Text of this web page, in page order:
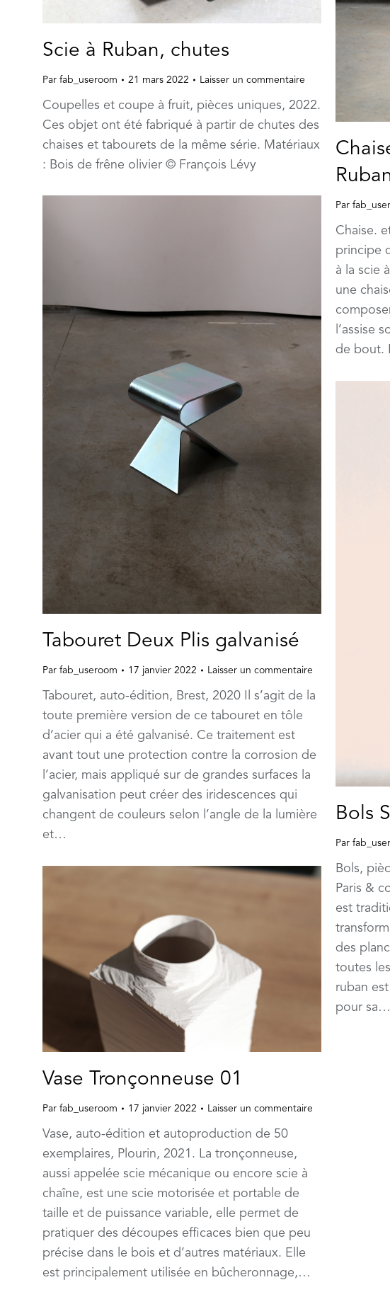
Par
Chaise.
principe
à la scie
une
l’assise
de bout.
Scie à Ruban, chutes
Par fab_useroom 21 mars 2022 Laisser un commentaire
Coupelles et coupe à fruit, pièces uniques, 2022.
Ces objet ont été fabriqué à partir de chutes des
chaises et tabourets de la même série. Matériaux
: Bois de frêne olivier © François Lévy
Tabouret Deux Plis galvanisé
Par fab_useroom 17 janvier 2022 Laisser un commentaire
Tabouret, auto-édition, Brest, 2020 Il s’agit de la
toute première version de ce tabouret en tôle
d’acier qui a été galvanisé. Ce traitement est
avant tout une protection contre la corrosion de
l’acier, mais appliqué sur de grandes surfaces la
galvanisation peut créer des iridescences qui
changent de couleurs selon l’angle de la lumière
et…
Bols
Par
Bols,
Paris &
est
des
toutes
ruban
pour sa…
Vase Tronçonneuse 01
Par fab_useroom 17 janvier 2022 Laisser un commentaire
Vase, auto-édition et autoproduction de 50
exemplaires, Plourin, 2021. La tronçonneuse,
aussi appelée scie mécanique ou encore scie à
chaîne, est une scie motorisée et portable de
taille et de puissance variable, elle permet de
pratiquer des découpes efficaces bien que peu
précise dans le bois et d’autres matériaux. Elle
est principalement utilisée en bûcheronnage,…